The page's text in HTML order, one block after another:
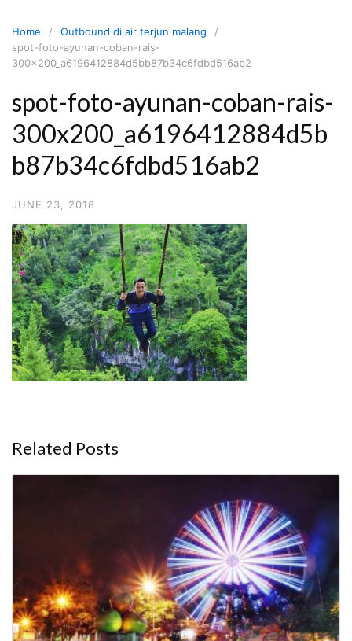
content
Home
Outbound di air terjun malang
spot-foto-ayunan-coban-rais-
300x200_a6196412884d5bb87b34c6fdbd516ab2
spot-foto-ayunan-coban-rais-
300x200_a6196412884d5b
b87b34c6fdbd516ab2
JUNE 23, 2018
Related Posts